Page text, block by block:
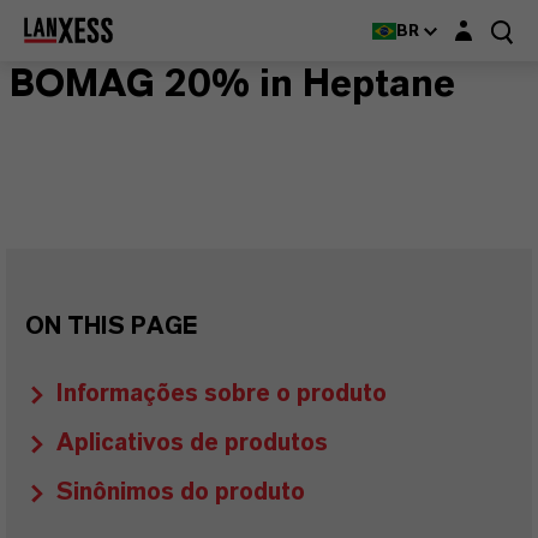
BR Login layer
BOMAG 20% in Heptane
ON THIS PAGE
Informações sobre o produto
Aplicativos de produtos
Sinônimos do produto